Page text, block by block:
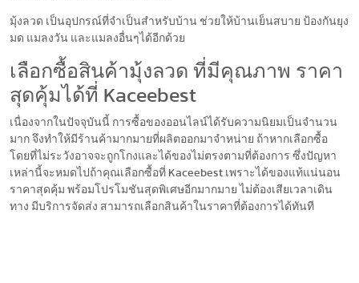
มุ้งลวด เป็นอุปกรณ์ที่จำเป็นสำหรับบ้าน ช่วยให้บ้านเย็นสบาย ป้องกันยุง
มด แมลงวัน และแมลงอื่นๆได้อีกด้วย
เลือกซื้อสินค้ามุ้งลวด ที่มีคุณภาพ ราคา
สุดคุ้มได้ที่ Kaceebest
เนื่องจากในปัจจุบันนี้ การซื้อของออนไลน์ได้รับความนิยมเป็นจำนวน
มาก จึงทำให้มีร้านค้ามากมายที่ผลิตออกมาจำหน่าย ถ้าหากเลือกซื้อ
โดยที่ไม่ระวังอาจจะถูกโกงและได้ของไม่ตรงตามที่ต้องการ ซึ่งปัญหา
เหล่านี้จะหมดไปถ้าคุณเลือกซื้อที่ Kaceebest เพราะได้ของแท้แน่นอน
ราคาสุดคุ้ม พร้อมโปรโมชันสุดพิเศษอีกมากมาย ไม่ต้องเสียเวลาเดิน
ทาง มีบริการจัดส่ง สามารถเลือกสินค้าในราคาที่ต้องการได้ทันที